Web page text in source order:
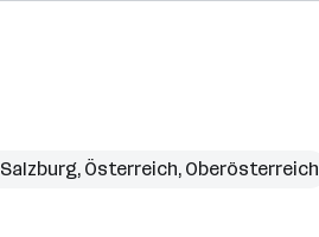
Salzburg, Österreich, Oberösterreich